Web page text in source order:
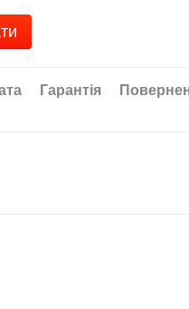
Гарантія